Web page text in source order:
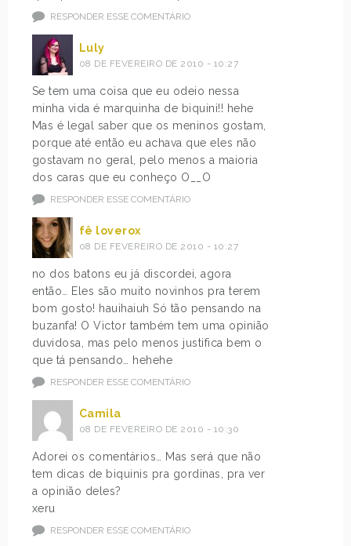
RESPONDER ESSE COMENTÁRIO
Luly
08 DE FEVEREIRO DE 2010 - 10:27
Se tem uma coisa que eu odeio nessa
minha vida é marquinha de biquini!! hehe
Mas é legal saber que os meninos gostam,
porque até então eu achava que eles não
gostavam no geral, pelo menos a maioria
dos caras que eu conheço O__O
RESPONDER ESSE COMENTÁRIO
fê loverox
08 DE FEVEREIRO DE 2010 - 10:27
no dos batons eu já discordei, agora
então… Eles são muito novinhos pra terem
bom gosto! hauihaiuh Só tão pensando na
buzanfa! O Victor também tem uma opinião
duvidosa, mas pelo menos justifica bem o
que tá pensando… hehehe
RESPONDER ESSE COMENTÁRIO
Camila
08 DE FEVEREIRO DE 2010 - 10:30
Adorei os comentários… Mas será que não
tem dicas de biquinis pra gordinas, pra ver
a opinião deles?
xeru
RESPONDER ESSE COMENTÁRIO